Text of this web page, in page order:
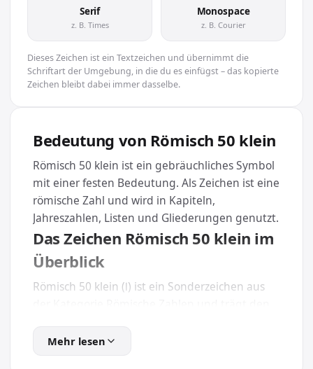
Serif
z. B. Times
Monospace
z. B. Courier
Dieses Zeichen ist ein Textzeichen und übernimmt die
Schriftart der Umgebung, in die du es einfügst – das kopierte
Zeichen bleibt dabei immer dasselbe.
Bedeutung von Römisch 50 klein
Römisch 50 klein ist ein gebräuchliches Symbol
mit einer festen Bedeutung. Als Zeichen ist eine
römische Zahl und wird in Kapiteln,
Jahreszahlen, Listen und Gliederungen genutzt.
Das Zeichen Römisch 50 klein im
Überblick
Römisch 50 klein (ⅼ) ist ein Sonderzeichen aus
offiziellen Unicode-Standards ist, wird es auf
Mehr lesen